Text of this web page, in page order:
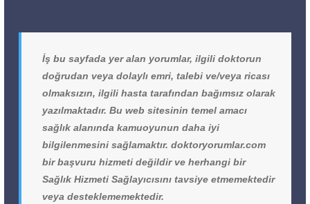
İş bu sayfada yer alan yorumlar, ilgili doktorun
doğrudan veya dolaylı emri, talebi ve/veya ricası
olmaksızın, ilgili hasta tarafından bağımsız olarak
yazılmaktadır. Bu web sitesinin temel amacı
sağlık alanında kamuoyunun daha iyi
bilgilenmesini sağlamaktır. doktoryorumlar.com
bir başvuru hizmeti değildir ve herhangi bir
Sağlık Hizmeti Sağlayıcısını tavsiye etmemektedir
veya desteklememektedir.